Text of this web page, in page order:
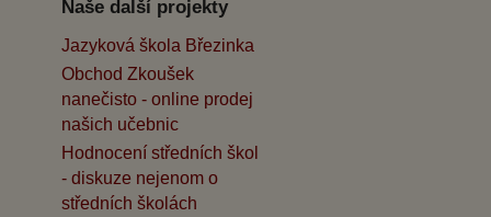
Naše další projekty
Jazyková škola Březinka
Obchod Zkoušek
nanečisto - online prodej
našich učebnic
Hodnocení středních škol
- diskuze nejenom o
středních školách